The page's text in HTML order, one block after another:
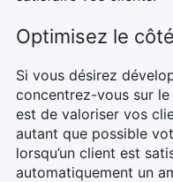
Optimisez le
Si vous désirez
concentrez-vous sur
est de valoriser vos
autant que possible
lorsqu’un client est
automatiquement un